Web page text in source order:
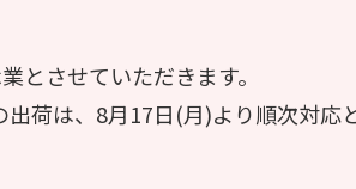
とさせていただきます。
荷は、8月17日(月)より順次対